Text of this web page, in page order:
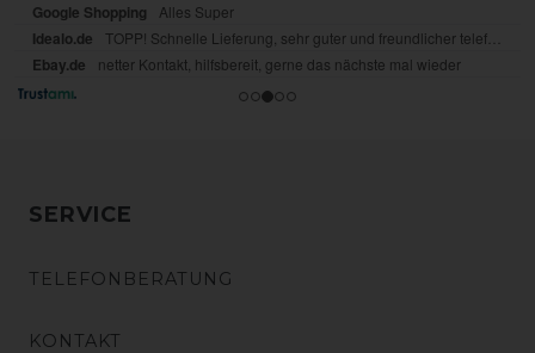
SERVICE
TELEFONBERATUNG
KONTAKT